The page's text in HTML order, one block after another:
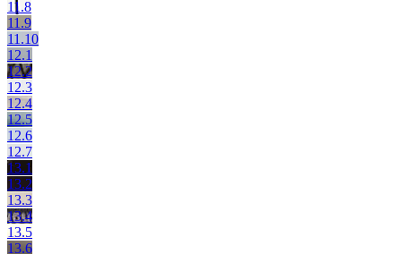
11.8
11.9
11.10
12.1
12.2
12.3
12.4
12.5
12.6
12.7
13.1
13.2
13.3
13.4
13.5
13.6